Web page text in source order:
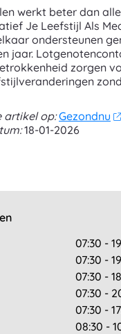
werkt beter dan
Je Leefstijl Als
ondersteunen
jaar.
zorgen
artikel op: Gezondnu
18-01-2026
07:30 -
07:30 -
07:30 -
07:30 -
07:30 -
08:30 -